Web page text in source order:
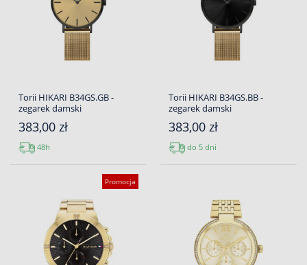
Torii HIKARI B34GS.GB -
zegarek damski
383,00 zł
48h
Torii HIKARI B34GS.BB -
zegarek damski
383,00 zł
do 5 dni
Promocja